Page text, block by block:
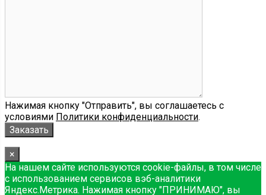
Нажимая кнопку "Отправить", вы соглашаетесь с
условиями Политики конфиденциальности.
×
На нашем сайте используются cookie-файлы, в том числе
с использованием сервисов вэб-аналитики
Яндекс.Метрика. Нажимая кнопку "ПРИНИМАЮ", вы